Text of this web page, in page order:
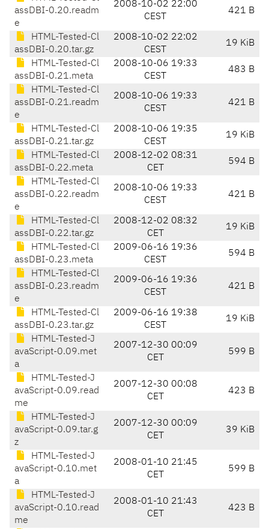
assDBI-0.20.readm
e
2008-10-02 22:00
CEST
421 B
HTML-Tested-Cl
assDBI-0.20.tar.gz
2008-10-02 22:02
CEST
19 KiB
HTML-Tested-Cl
assDBI-0.21.meta
2008-10-06 19:33
CEST
483 B
HTML-Tested-Cl
assDBI-0.21.readm
e
2008-10-06 19:33
CEST
421 B
HTML-Tested-Cl
assDBI-0.21.tar.gz
2008-10-06 19:35
CEST
19 KiB
HTML-Tested-Cl
assDBI-0.22.meta
2008-12-02 08:31
CET
594 B
HTML-Tested-Cl
assDBI-0.22.readm
e
2008-10-06 19:33
CEST
421 B
HTML-Tested-Cl
assDBI-0.22.tar.gz
2008-12-02 08:32
CET
19 KiB
HTML-Tested-Cl
assDBI-0.23.meta
2009-06-16 19:36
CEST
594 B
HTML-Tested-Cl
assDBI-0.23.readm
e
2009-06-16 19:36
CEST
421 B
HTML-Tested-Cl
assDBI-0.23.tar.gz
2009-06-16 19:38
CEST
19 KiB
HTML-Tested-J
avaScript-0.09.met
a
2007-12-30 00:09
CET
599 B
HTML-Tested-J
avaScript-0.09.read
me
2007-12-30 00:08
CET
423 B
HTML-Tested-J
avaScript-0.09.tar.g
z
2007-12-30 00:09
CET
39 KiB
HTML-Tested-J
avaScript-0.10.met
a
2008-01-10 21:45
CET
599 B
HTML-Tested-J
avaScript-0.10.read
me
2008-01-10 21:43
CET
423 B